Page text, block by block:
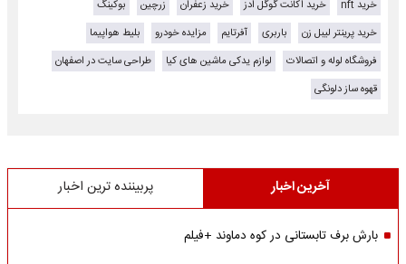
خرید nft
خرید اکانت گوگل ادز خرید زعفران زرچین
بوکینگ
خرید پرینتر لیبل زن
باربری آفرتایم مزایده خودرو
بلیط هواپیما
فروشگاه لوله و اتصالات
لوازم یدکی ماشین های کیا
طراحی سایت در اصفهان
قهوه ساز دلونگی
آخرین اخبار پربیننده ترین اخبار
بارش برف تابستانی در کوه دماوند +فیلم